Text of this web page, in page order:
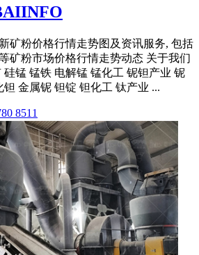
矿粉价格行情走势图及资讯服务, 包括
矿粉市场价格行情走势动态 关于我们
硅锰 锰铁 电解锰 锰化工 铌钽产业 铌
金属铌 钽锭 钽化工 钛产业 ...
8511